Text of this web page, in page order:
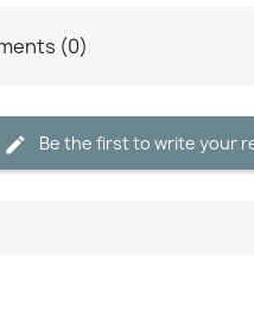
(0)
Be the first to write your